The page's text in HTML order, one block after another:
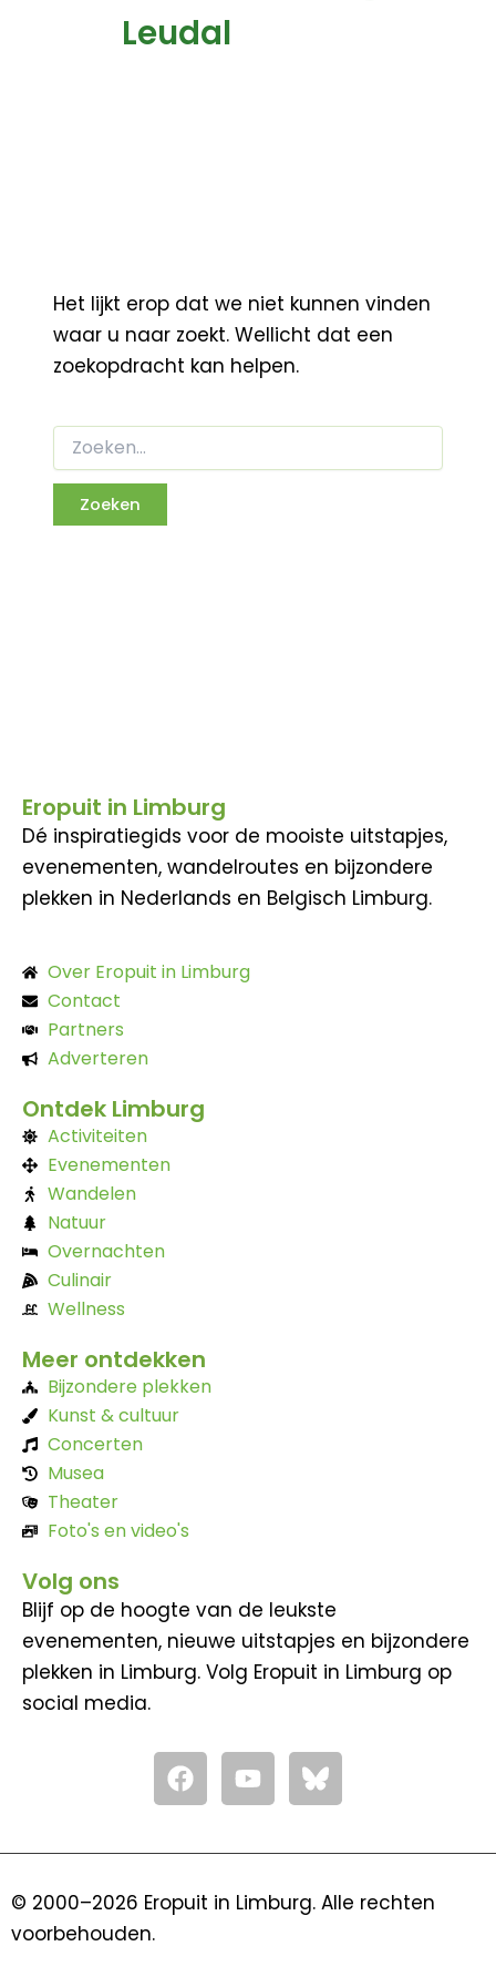
Leudal
Het lijkt erop dat we niet kunnen vinden
waar u naar zoekt. Wellicht dat een
zoekopdracht kan helpen.
Eropuit in Limburg
Dé inspiratiegids voor de mooiste uitstapjes,
evenementen, wandelroutes en bijzondere
plekken in Nederlands en Belgisch Limburg.
Over Eropuit in Limburg
Contact
Partners
Adverteren
Ontdek Limburg
Activiteiten
Evenementen
Wandelen
Natuur
Overnachten
Culinair
Wellness
Meer ontdekken
Bijzondere plekken
Kunst & cultuur
Concerten
Musea
Theater
Foto's en video's
Volg ons
Blijf op de hoogte van de leukste
evenementen, nieuwe uitstapjes en bijzondere
plekken in Limburg. Volg Eropuit in Limburg op
social media.
F
a
c
o
Y
o
u
b
© 2000–2026 Eropuit in Limburg. Alle rechten
voorbehouden.